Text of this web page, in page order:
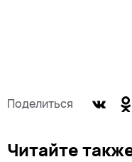
Поделиться
Читайте